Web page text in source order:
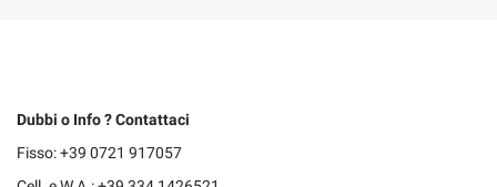
Dubbi o Info ? Contattaci
Fisso: +39 0721 917057